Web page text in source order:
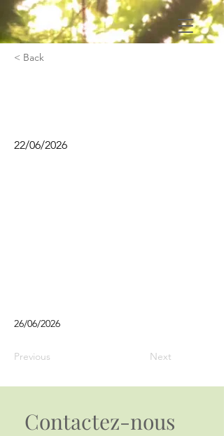
< Back
22/06/2026
26/06/2026
Previous Next
Contactez-nous